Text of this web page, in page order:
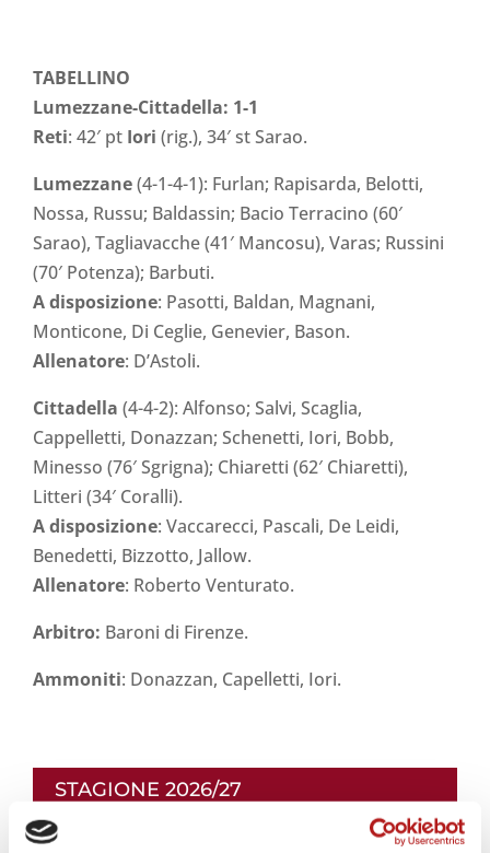
TABELLINO
Lumezzane-Cittadella: 1-1
Reti: 42′ pt Iori (rig.), 34′ st Sarao.
Lumezzane(4-1-4-1): Furlan; Rapisarda, Belotti,
Nossa, Russu; Baldassin; Bacio Terracino (60′
Sarao), Tagliavacche (41′ Mancosu), Varas; Russini
(70′ Potenza); Barbuti.
A disposizione: Pasotti, Baldan, Magnani,
Monticone, Di Ceglie, Genevier, Bason.
Allenatore: D’Astoli.
Cittadella (4-4-2): Alfonso; Salvi, Scaglia,
Cappelletti, Donazzan; Schenetti, Iori, Bobb,
Minesso (76′ Sgrigna); Chiaretti (62′ Chiaretti),
Litteri (34′ Coralli).
A disposizione: Vaccarecci, Pascali, De Leidi,
Benedetti, Bizzotto, Jallow.
Allenatore: Roberto Venturato.
Arbitro: Baroni di Firenze.
Ammoniti: Donazzan, Capelletti, Iori.
STAGIONE 2026/27